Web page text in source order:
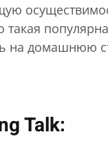
на
Talk: